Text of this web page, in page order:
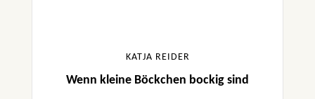
KATJA REIDER
Wenn kleine Böckchen bockig sind